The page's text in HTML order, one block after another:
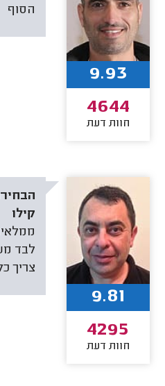
הסוף
9.93
4644
חוות דעת
קילו
לבד
צריך
9.81
4295
חוות דעת